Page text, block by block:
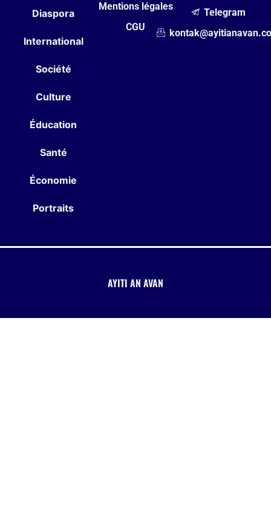
Diaspora
International
Société
Culture
Éducation
Santé
Économie
Portraits
Mentions légales
CGU
Telegram
AYITI AN AVAN